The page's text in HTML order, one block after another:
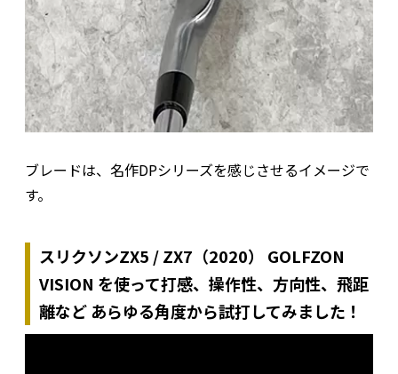
ブレードは、名作DPシリーズを感じさせるイメージで
す。
スリクソンZX5 / ZX7（2020） GOLFZON
VISION を使って打感、操作性、方向性、飛距
離など あらゆる角度から試打してみました！